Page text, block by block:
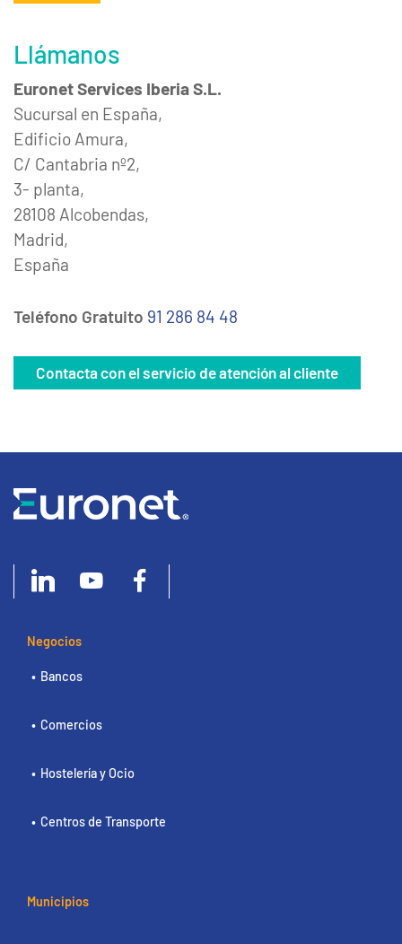
Llámanos
Euronet Services Iberia S.L.
Sucursal en España,
Edificio Amura,
C/ Cantabria nº2,
3- planta,
28108 Alcobendas,
Madrid,
España
Teléfono Gratuito 91 286 84 48
Contacta con el servicio de atención al cliente
Negocios
Bancos
Comercios
Hostelería y Ocio
Centros de Transporte
Municipios